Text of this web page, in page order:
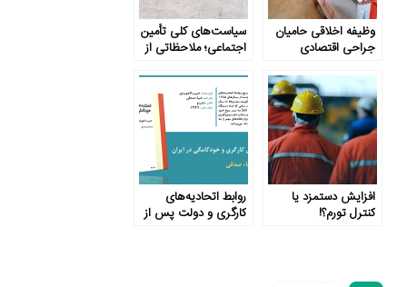
وظیفه اخلاقی حامیان
جراحی اقتصادی
سیاست‌های کلی تأمین
اجتماعی؛ ملاحظاتی از
افزایش دستمزد یا
کنترل تورم؟!
روابط اتحادیه‌های
کارگری و دولت پس از